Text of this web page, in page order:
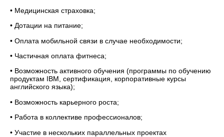
• Медицинская страховка;
• Дотации на питание;
• Оплата мобильной связи в случае необходимости;
• Частичная оплата фитнеса;
• Возможность активного обучения (программы по обучению
продуктам IBM, сертификация, корпоративные курсы
английского языка);
• Возможность карьерного роста;
• Работа в коллективе профессионалов;
• Участие в нескольких параллельных проектах